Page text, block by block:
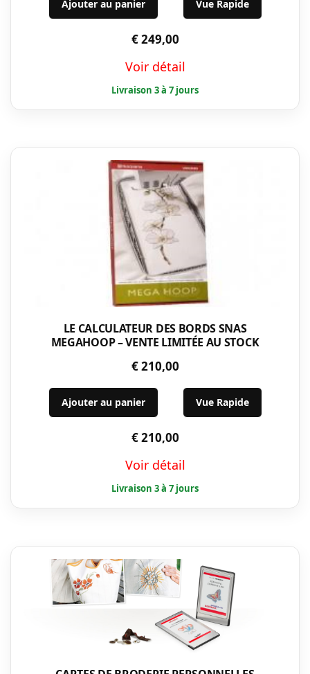
Ajouter au panier Vue Rapide
€249,00
Voir détail
LE CALCULATEUR DES BORDS SNAS
MEGAHOOP – VENTE LIMITÉE AU STOCK
€210,00
Ajouter au panier Vue Rapide
€210,00
Voir détail